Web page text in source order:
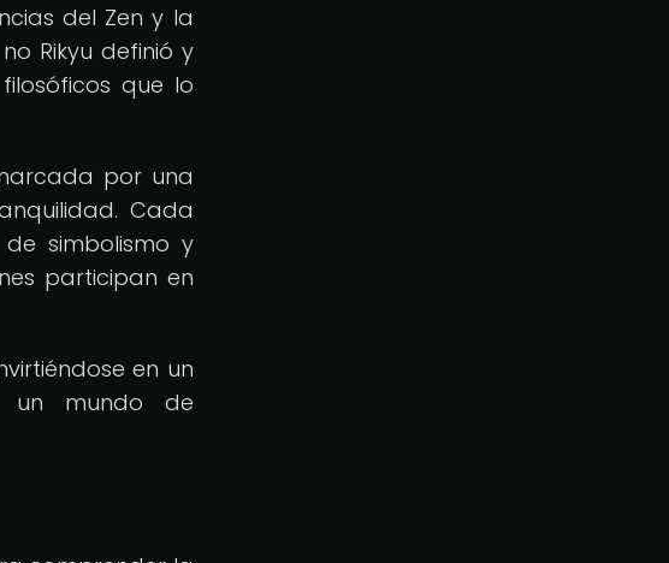
del Zen y la
Rikyu definió y
que lo
por una
Cada
simbolismo y
participan en
en un
un mundo de